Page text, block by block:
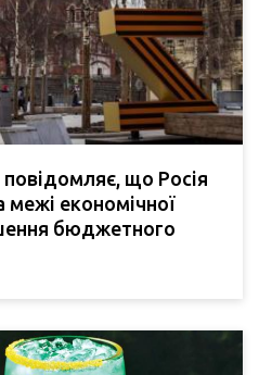
що Росія
економічної
бюджетного